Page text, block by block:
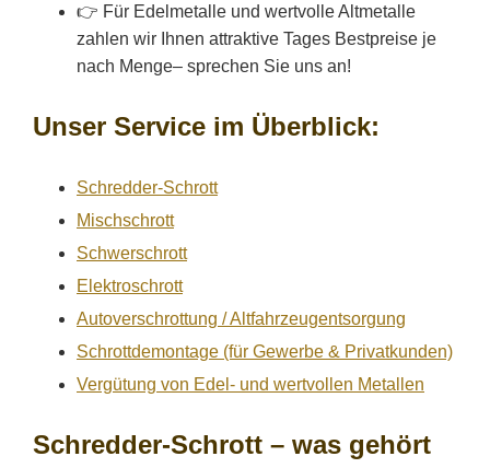
👉 Für Edelmetalle und wertvolle Altmetalle
zahlen wir Ihnen attraktive Tages Bestpreise je
nach Menge– sprechen Sie uns an!
Unser Service im Überblick:
Schredder-Schrott
Mischschrott
Schwerschrott
Elektroschrott
Autoverschrottung / Altfahrzeugentsorgung
Schrottdemontage (für Gewerbe & Privatkunden)
Vergütung von Edel- und wertvollen Metallen
Schredder-Schrott – was gehört